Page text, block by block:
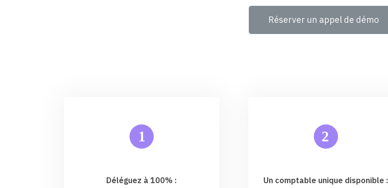
Réserver un appel de démo
1
Déléguez à 100% :
2
Un comptable unique disponible :